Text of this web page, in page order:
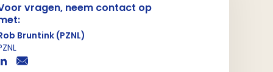
vragen, neem contact op
Bruntink (PZNL)